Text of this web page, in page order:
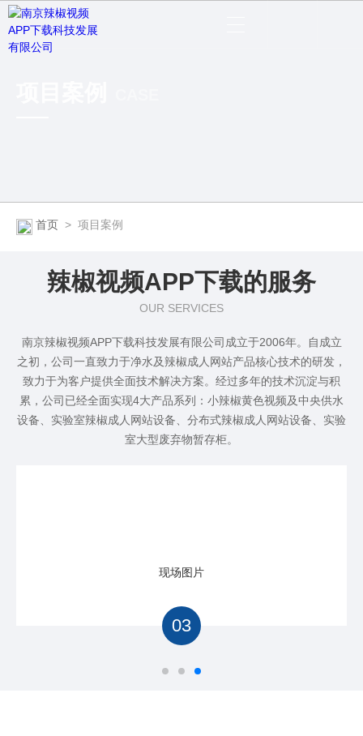
首页 > 项目案例
辣椒视频APP下载的服务
OUR SERVICES
南京辣椒视频APP下载科技发展有限公司成立于2006年。自成立
之初，公司一直致力于净水及辣椒成人网站产品核心技术的研发，
致力于为客户提供全面技术解决方案。经过多年的技术沉淀与积
累，公司已经全面实现4大产品系列：小辣椒黄色视频及中央供水
设备、实验室辣椒成人网站设备、分布式辣椒成人网站设备、实验
室大型废弃物暂存柜。
现场图片
03